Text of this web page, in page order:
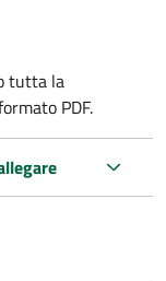
tutta la
PDF.